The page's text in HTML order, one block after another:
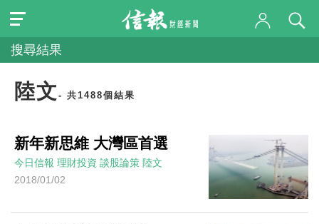
搜尋結果
陸文 - 共1488個結果
新年新思維 大灣區首選
今日信報 理財投資 談股論策 陸文
2018/01/02